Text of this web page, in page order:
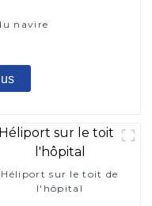
navire
Héliport sur le toit de
l'hôpital